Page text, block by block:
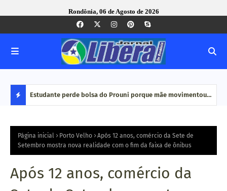
Rondônia, 06 de Agosto de 2026
S
T
Estudante perde bolsa do Prouni porque mãe movimentou
renda', diz
Página inicial Porto Velho
Após 12 anos, comércio da Sete de
Setembro mostra nova realidade com o fim da faixa de ônibus
Após 12 anos, comércio da